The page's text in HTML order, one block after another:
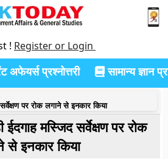
! Register or Login
अफेयर्स प्रश्नोत्तरी सामान्य ज्ञान
पर रोक लगाने से इनकार किया
ईदगाह मस्जिद सर्वेक्षण पर रोक
से इनकार किया